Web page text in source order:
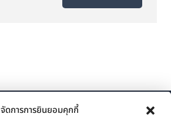
จัดการการยินยอมคุกกี้